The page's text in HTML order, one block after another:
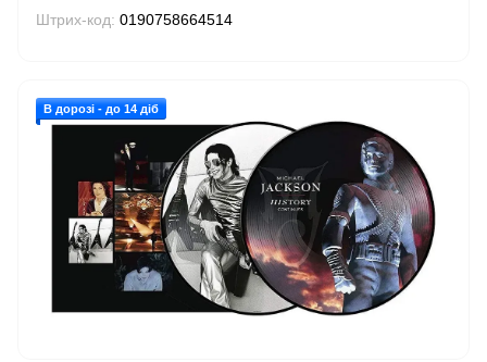
Штрих-код: 0190758664514
В дорозі - до 14 діб